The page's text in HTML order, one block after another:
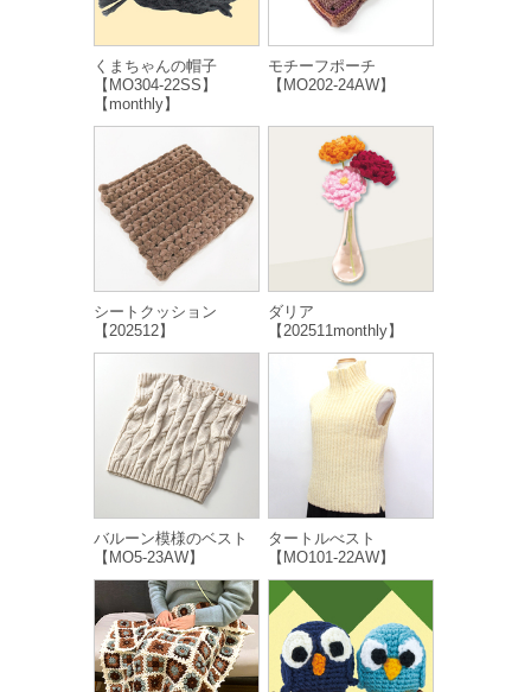
くまちゃんの帽子
【MO304-22SS】
【monthly】
モチーフポーチ
【MO202-24AW】
シートクッション
【202512】
ダリア
【202511monthly】
バルーン模様のベスト
【MO5-23AW】
タートルべスト
【MO101-22AW】